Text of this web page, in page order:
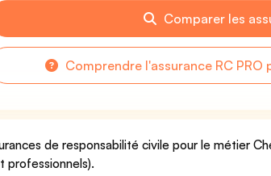
Comparer les
Comprendre l'assurance RC
de responsabilité civile pour le métier
professionnels).